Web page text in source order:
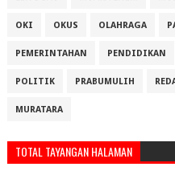
OKI OKUS OLAHRAGA
PEMERINTAHAN PENDIDIKAN
POLITIK PRABUMULIH
MURATARA
TOTAL TAYANGAN HALAMAN